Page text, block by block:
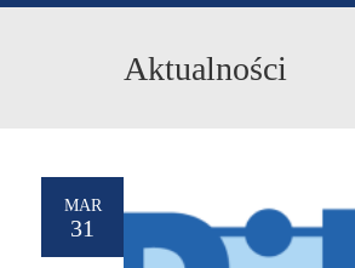
Aktualności
MAR
31